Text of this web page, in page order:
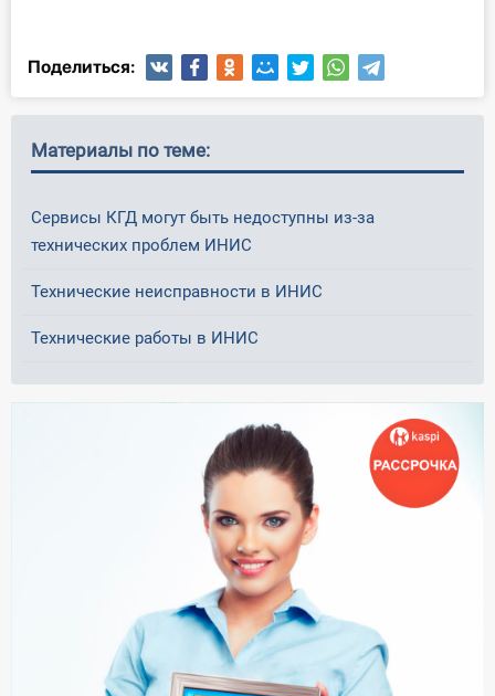
бухгалтера
Поделиться:
Материалы по теме:
Сервисы КГД могут быть недоступны из-за
технических проблем ИНИС
Технические неисправности в ИНИС
Технические работы в ИНИС